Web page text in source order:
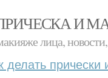
И
лица,
делать